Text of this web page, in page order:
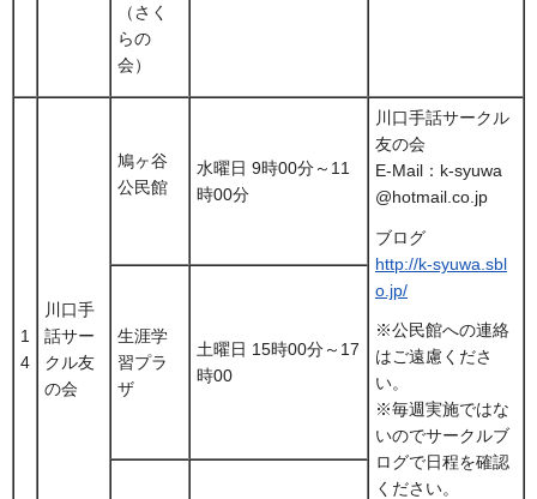
（さく
らの
会）
1
4
川口手
話サー
クル友
の会
鳩ヶ谷
公民館
水曜日 9時00分～11
時00分
川口手話サークル
友の会
E-Mail：k-syuwa
@hotmail.co.jp
ブログ
http://k-syuwa.sbl
o.jp/
※公民館への連絡
はご遠慮くださ
い。
※毎週実施ではな
いのでサークルブ
ログで日程を確認
ください。
生涯学
習プラ
ザ
土曜日 15時00分～17
時00